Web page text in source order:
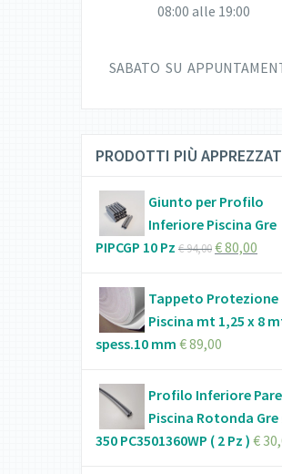
08:00 alle 19:00
SABATO SU
PRODOTTI PIÙ
Giunto per Profilo
Inferiore Piscina Gre
PIPCGP 10 Pz €94,00€80,00
Tappeto Protezione
Piscina mt 1,25 x 8
spess.10 mm €89,00
Profilo Inferiore
Piscina Rotonda Gre
350 PC3501360WP ( 2 Pz ) €